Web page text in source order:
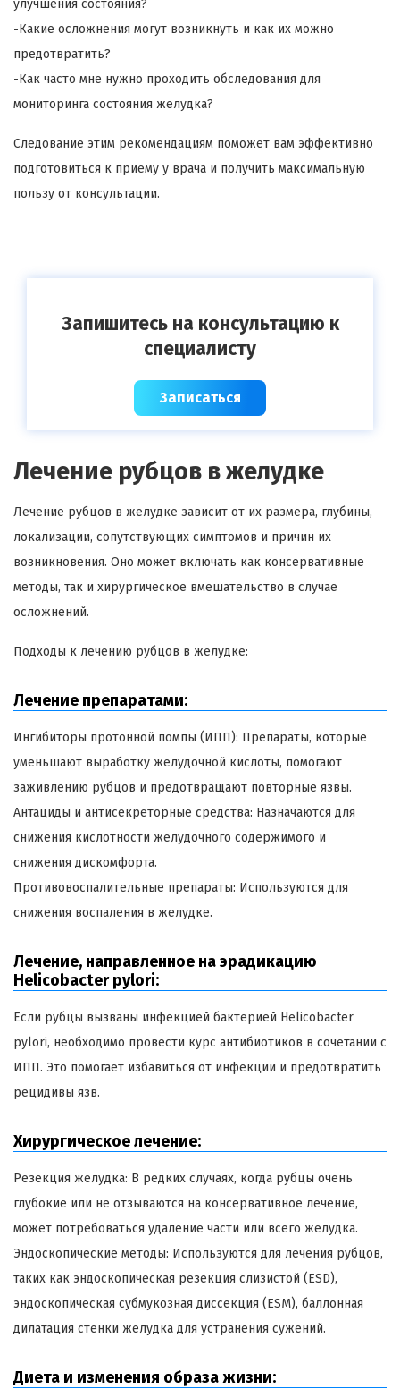
улучшения состояния?
-Какие осложнения могут возникнуть и как их можно
предотвратить?
-Как часто мне нужно проходить обследования для
мониторинга состояния желудка?
Следование этим рекомендациям поможет вам эффективно
подготовиться к приему у врача и получить максимальную
пользу от консультации.
Запишитесь на консультацию к
специалисту
Записаться
Лечение рубцов в желудке
Лечение рубцов в желудке зависит от их размера, глубины,
локализации, сопутствующих симптомов и причин их
возникновения. Оно может включать как консервативные
методы, так и хирургическое вмешательство в случае
осложнений.
Подходы к лечению рубцов в желудке:
Лечение препаратами:
Ингибиторы протонной помпы (ИПП): Препараты, которые
уменьшают выработку желудочной кислоты, помогают
заживлению рубцов и предотвращают повторные язвы.
Антациды и антисекреторные средства: Назначаются для
снижения кислотности желудочного содержимого и
снижения дискомфорта.
Противовоспалительные препараты: Используются для
снижения воспаления в желудке.
Лечение, направленное на эрадикацию
Helicobacter pylori:
Если рубцы вызваны инфекцией бактерией Helicobacter
pylori, необходимо провести курс антибиотиков в сочетании с
ИПП. Это помогает избавиться от инфекции и предотвратить
рецидивы язв.
Хирургическое лечение:
Резекция желудка: В редких случаях, когда рубцы очень
глубокие или не отзываются на консервативное лечение,
может потребоваться удаление части или всего желудка.
Эндоскопические методы: Используются для лечения рубцов,
таких как эндоскопическая резекция слизистой (ESD),
эндоскопическая субмукозная диссекция (ESM), баллонная
дилатация стенки желудка для устранения сужений.
Диета и изменения образа жизни: